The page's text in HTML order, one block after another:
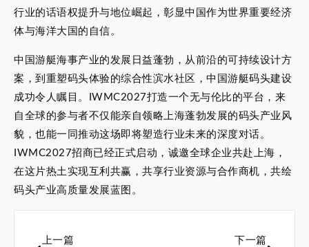
行业的话语权提升与地位崛起，彰显中国作为世界重要经济
体与海洋大国的自信。
中国游艇海事产业的发展日益蓬勃，从前沿的可持续设计方
案，到重塑码头体验的综合性滨水社区，中国游艇码头建设
成功令人瞩目。IWMC2027打造一个无与伦比的平台，来
自全球的参与者不仅能亲自领略上海蓬勃发展的码头产业风
貌，也能一同推动这场即将塑造行业未来的深度对话。
IWMC2027招商已经正式启动，诚邀全球企业共赴上海，
在这片热土实现互利共赢，共享行业资源与合作商机，共绘
码头产业高质量发展蓝图。
上一篇
下一篇